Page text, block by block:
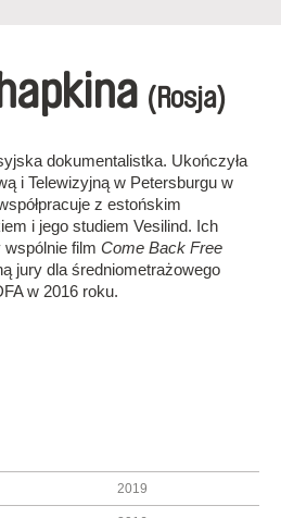
(Rosja)
dokumentalistka. Ukończyła
i Telewizyjną w Petersburgu w
z estońskim
i jego studiem Vesilind. Ich
film Come Back Free
jury dla średniometrażowego
w 2016 roku.
2019